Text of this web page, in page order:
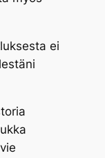
ei